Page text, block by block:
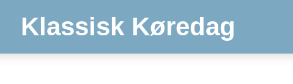
Klassisk Køredag